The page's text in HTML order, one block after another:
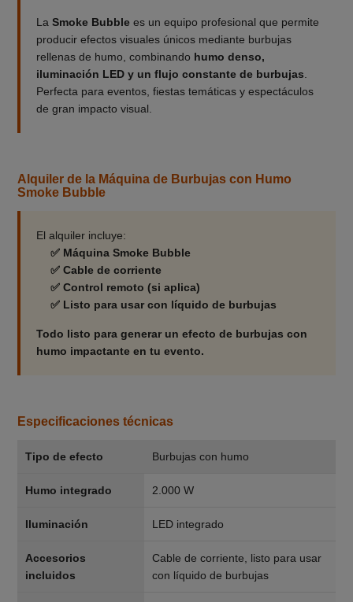
La Smoke Bubblees un equipo profesional que permite
producir efectos visuales únicos mediante burbujas
rellenas de humo, combinando humo denso,
iluminación LED y un flujo constante de burbujas
Perfecta para eventos, fiestas temáticas y espectáculos
de gran impacto visual.
Alquiler de la Máquina de Burbujas con Humo
Smoke Bubble
El alquiler incluye:
✅ Máquina Smoke Bubble
✅ Cable de corriente
✅ Control remoto (si aplica)
✅ Listo para usar con líquido de burbujas
Todo listo para generar un efecto de burbujas con
humo impactante en tu evento.
Especificaciones técnicas
Tipo de efecto Burbujas con humo
Humo integrado 2.000 W
Iluminación LED integrado
Accesorios
incluidos
Cable de corriente, listo para usar
con líquido de burbujas